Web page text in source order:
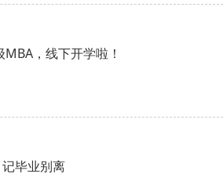
，线下开学啦！
毕业别离